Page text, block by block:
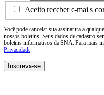
Aceito receber e-mails
Você pode cancelar sua assinatura a
nossos boletins. Seus dados de cadastro
boletins informativos da SNA. Para mais
Privacidade.